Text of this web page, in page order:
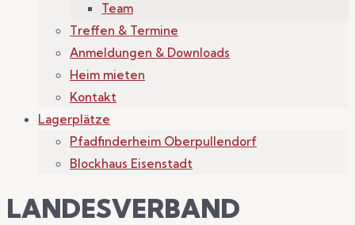
Team
Treffen & Termine
Anmeldungen & Downloads
Heim mieten
Kontakt
Lagerplätze
Pfadfinderheim Oberpullendorf
Blockhaus Eisenstadt
LANDESVERBAND